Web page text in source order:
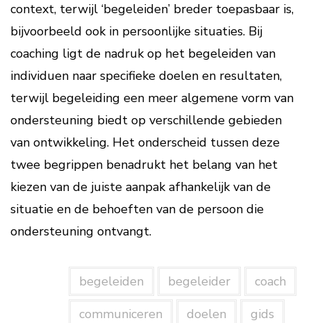
context, terwijl ‘begeleiden’ breder toepasbaar is,
bijvoorbeeld ook in persoonlijke situaties. Bij
coaching ligt de nadruk op het begeleiden van
individuen naar specifieke doelen en resultaten,
terwijl begeleiding een meer algemene vorm van
ondersteuning biedt op verschillende gebieden
van ontwikkeling. Het onderscheid tussen deze
twee begrippen benadrukt het belang van het
kiezen van de juiste aanpak afhankelijk van de
situatie en de behoeften van de persoon die
ondersteuning ontvangt.
begeleiden begeleider
coach
communiceren
doelen
gids